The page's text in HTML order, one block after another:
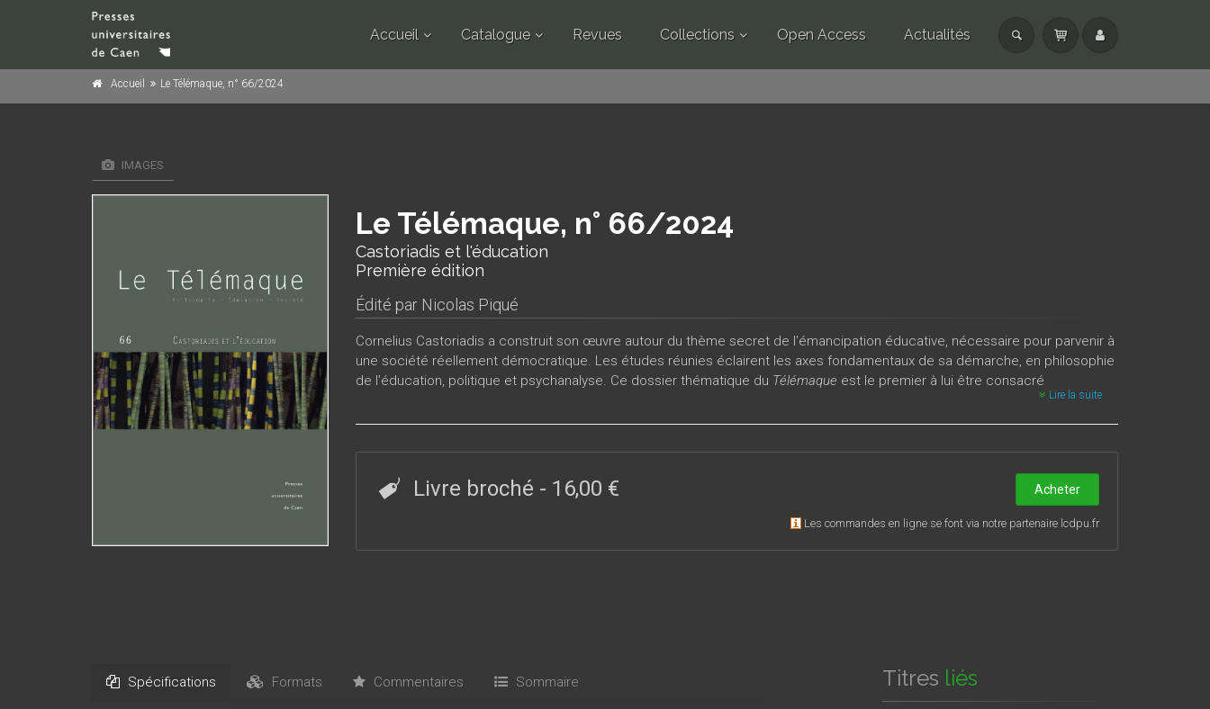
Accueil Catalogue Revues Collections Open Access Actualités
Accueil Le Télémaque, n° 66/2024
IMAGES
Le Télémaque, n° 66/2024
Castoriadis et l'éducation
Première édition
Édité par Nicolas Piqué
Cornelius Castoriadis a construit son œuvre autour du thème secret de l'émancipation éducative, nécessaire pour parvenir à
une société réellement démocratique. Les études réunies éclairent les axes fondamentaux de sa démarche, en philosophie
de l’éducation, politique et psychanalyse. Ce dossier thématique du Télémaque est le premier à lui être consacré
Lire la suite
Livre broché - 16,00 € Acheter
Les commandes en ligne se font via notre partenaire lcdpu.fr
Spécifications Formats Commentaires Sommaire Titres liés